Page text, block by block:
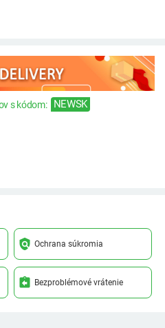
s kódom: NEWSK
policy Ochrana súkromia
assignment_return Bezproblémové vrátenie